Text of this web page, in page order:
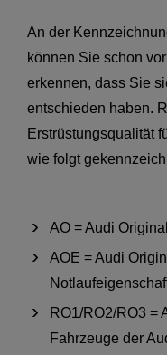
An der
können Sie schon
erkennen, dass Sie
entschieden haben.
Erstrüstungsqualität
wie folgt
AO = Audi
AOE = Audi
RO1/RO2/RO3 =
Fahrzeuge der